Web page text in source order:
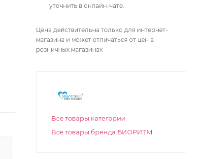
уточнить в онлайн-чате.
Цена действительна только для интернет-
магазина и может отличаться от цен в
розничных магазинах
Все товары категории
Все товары бренда БИОРИТМ